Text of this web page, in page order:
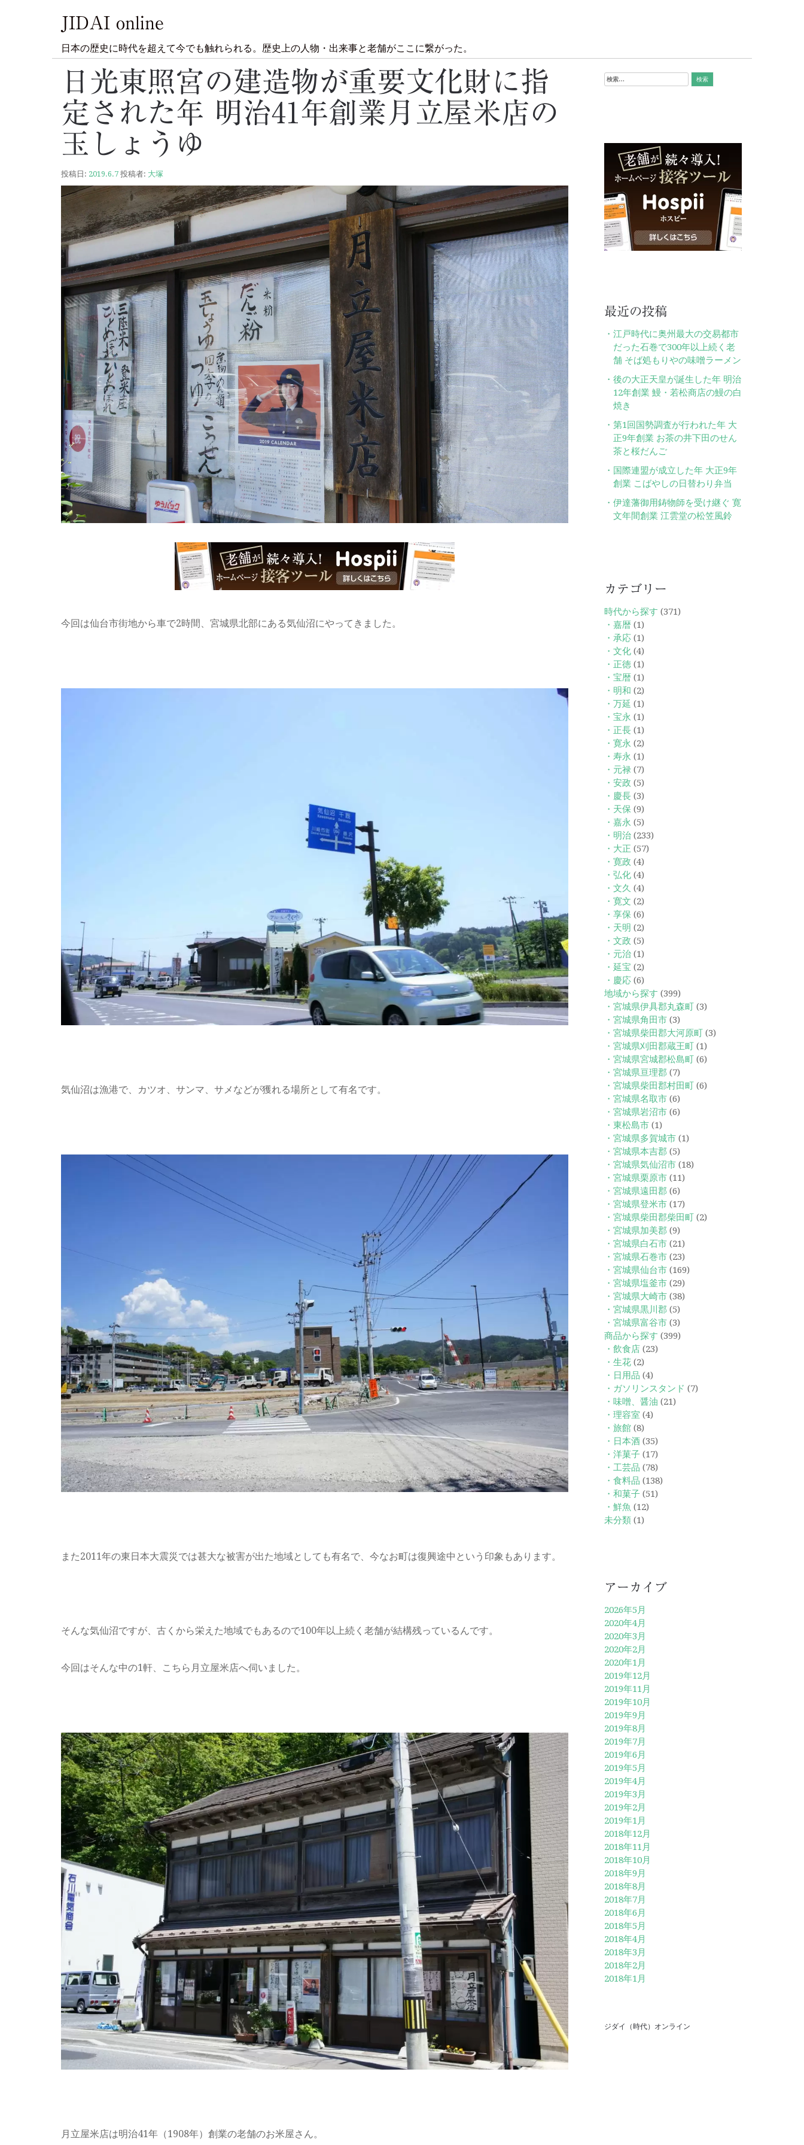
JIDAI online
日本の歴史に時代を超えて今でも触れられる。歴史上の人物・出来事と老舗がここに繋がった。
日光東照宮の建造物が重要文化財に指
定された年 明治41年創業月立屋米店の
玉しょうゆ
投稿日: 2019.6.7 投稿者: 大塚
今回は仙台市街地から車で2時間、宮城県北部にある気仙沼にやってきました。
気仙沼は漁港で、カツオ、サンマ、サメなどが獲れる場所として有名です。
また2011年の東日本大震災では甚大な被害が出た地域としても有名で、今なお町は復興途中という印象もあります。
そんな気仙沼ですが、古くから栄えた地域でもあるので100年以上続く老舗が結構残っているんです。
今回はそんな中の1軒、こちら月立屋米店へ伺いました。
月立屋米店は明治41年（1908年）創業の老舗のお米屋さん。
検
最近の投稿
江戸時代に奥州最大の交易都市
だった石巻で300年以上続く老
舗 そば処もりやの味噌ラーメン
後の大正天皇が誕生した年 明治
12年創業 鰻・若松商店の鰻の白
焼き
第1回国勢調査が行われた年 大
正9年創業 お茶の井下田のせん
茶と桜だんご
国際連盟が成立した年 大正9年
創業 こばやしの日替わり弁当
伊達藩御用鋳物師を受け継ぐ 寛
文年間創業 江雲堂の松笠風鈴
カテゴリー
時代から探す (371)
・嘉暦(1)
・承応(1)
・文化(4)
・正徳(1)
・宝暦(1)
・明和 (2)
・万延 (1)
・宝永 (1)
・正長(1)
・寛永 (2)
・寿永 (1)
・元禄(7)
・安政 (5)
・慶長(3)
・天保 (9)
・嘉永 (5)
・明治(233)
・大正 (57)
・寛政 (4)
・弘化(4)
・文久 (4)
・寛文 (2)
・享保 (6)
・天明 (2)
・文政 (5)
・元治(1)
・延宝 (2)
・慶応(6)
地域から探す (399)
・宮城県伊具郡丸森町(3)
・宮城県角田市(3)
・宮城県柴田郡大河原町(3)
・宮城県刈田郡蔵王町(1)
・宮城県宮城郡松島町(6)
・宮城県亘理郡 (7)
・宮城県柴田郡村田町(6)
・宮城県名取市(6)
・宮城県岩沼市(6)
・東松島市(1)
・宮城県多賀城市(1)
・宮城県本吉郡 (5)
・宮城県気仙沼市(18)
・宮城県栗原市(11)
・宮城県遠田郡 (6)
・宮城県登米市(17)
・宮城県柴田郡柴田町(2)
・宮城県加美郡 (9)
・宮城県白石市(21)
・宮城県石巻市(23)
・宮城県仙台市(169)
・宮城県塩釜市(29)
・宮城県大崎市(38)
・宮城県黒川郡 (5)
・宮城県富谷市(3)
商品から探す (399)
・飲食店(23)
・生花(2)
・日用品 (4)
・ガソリンスタンド (7)
・味噌、醤油 (21)
・理容室 (4)
・旅館(8)
・日本酒(35)
・洋菓子(17)
・工芸品 (78)
・食料品 (138)
・和菓子(51)
・鮮魚 (12)
未分類(1)
アーカイブ
2026年5月
2020年4月
2020年3月
2020年2月
2020年1月
2019年12月
2019年11月
2019年10月
2019年9月
2019年8月
2019年7月
2019年6月
2019年5月
2019年4月
2019年3月
2019年2月
2019年1月
2018年12月
2018年11月
2018年10月
2018年9月
2018年8月
2018年7月
2018年6月
2018年5月
2018年4月
2018年3月
2018年2月
2018年1月
ジダイ（時代）オンライン